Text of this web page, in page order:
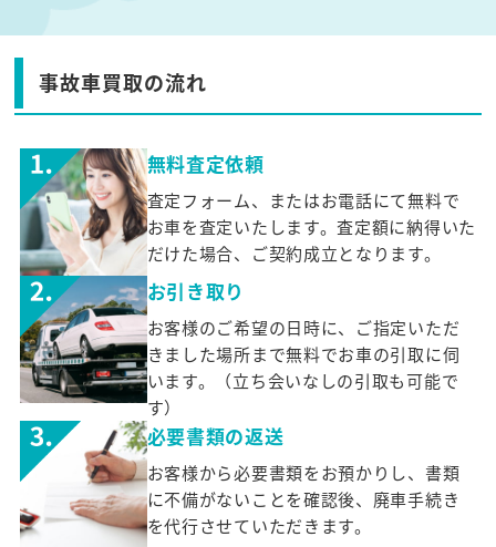
事故車買取の流れ
無料査定依頼
査定フォーム、またはお電話にて無料で
お車を査定いたします。査定額に納得いた
だけた場合、ご契約成立となります。
お引き取り
お客様のご希望の日時に、ご指定いただ
きました場所まで無料でお車の引取に伺
います。（立ち会いなしの引取も可能で
す）
必要書類の返送
お客様から必要書類をお預かりし、書類
に不備がないことを確認後、廃車手続き
を代行させていただきます。